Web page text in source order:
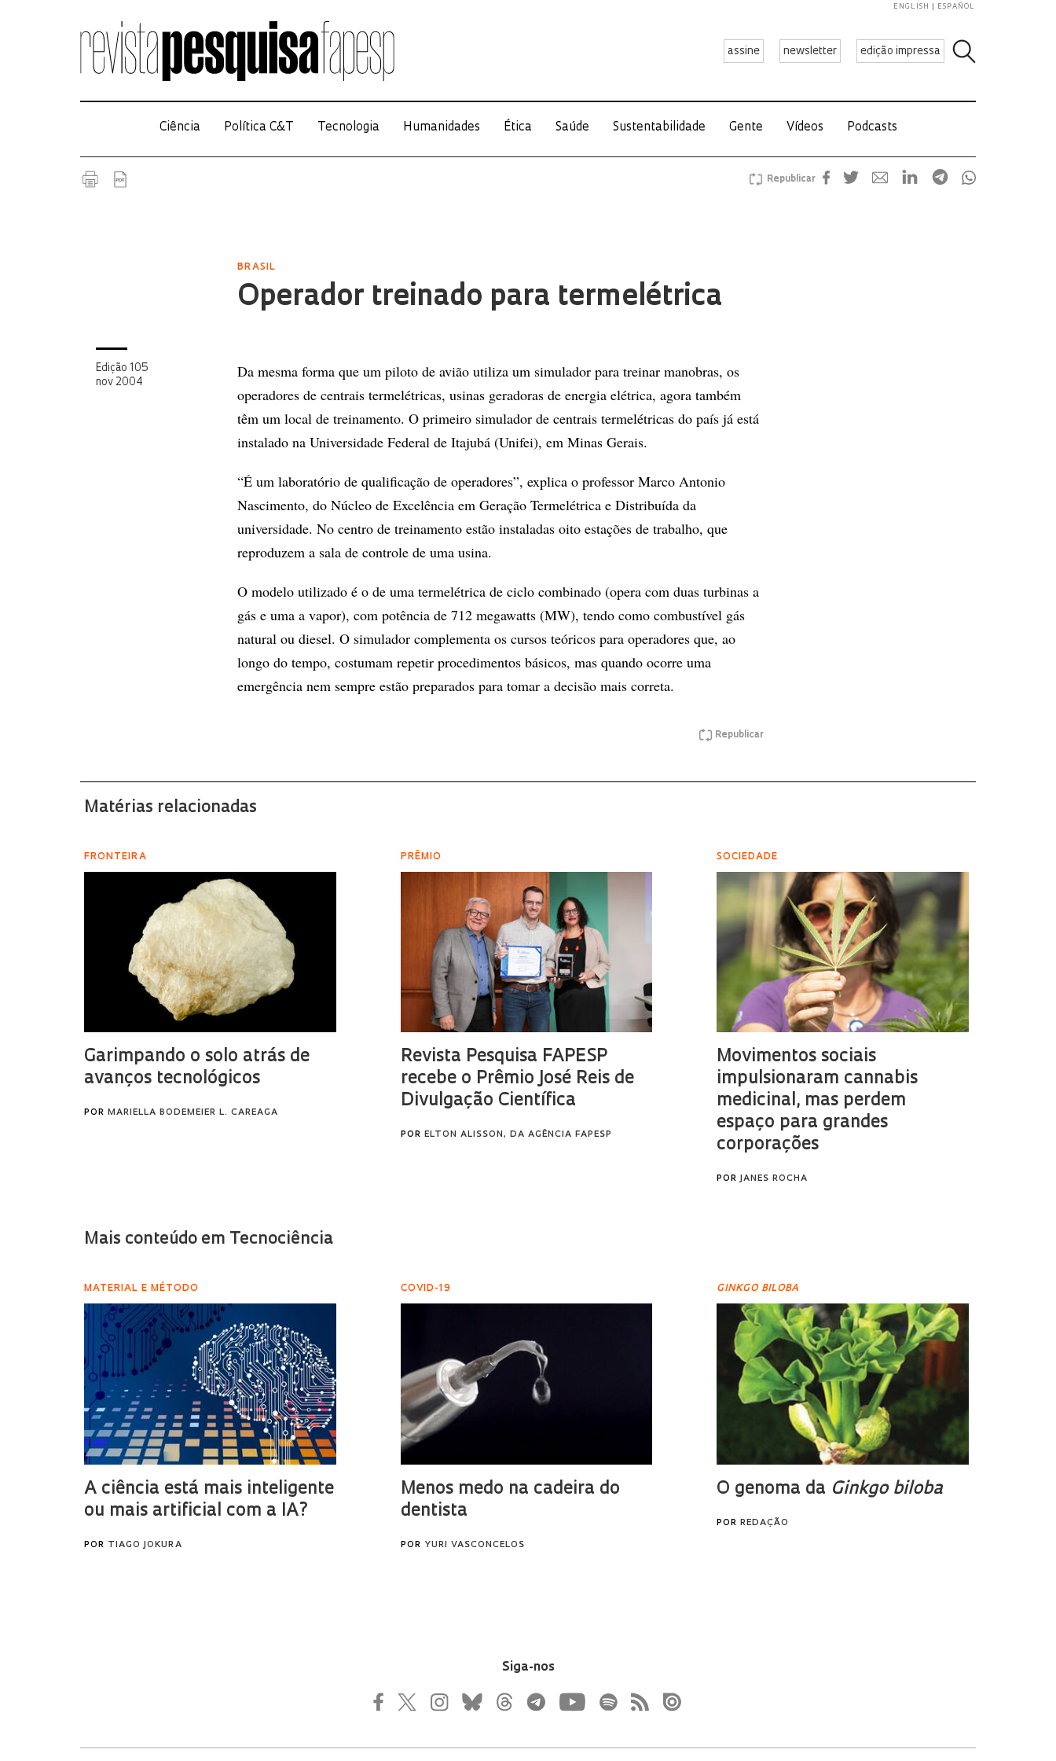
assine newsletter edição impressa
ENGLISH ESPAÑOL
Ciência Política C&T Tecnologia Humanidades Ética Saúde Sustentabilidade Gente Vídeos Podcasts
Republicar
BRASIL
Operador treinado para termelétrica
Edição 105
nov 2004
Da mesma forma que um piloto de avião utiliza um simulador para treinar manobras, os
operadores de centrais termelétricas, usinas geradoras de energia elétrica, agora também
têm um local de treinamento. O primeiro simulador de centrais termelétricas do país já está
instalado na Universidade Federal de Itajubá (Unifei), em Minas Gerais.
“É um laboratório de qualificação de operadores”, explica o professor Marco Antonio
Nascimento, do Núcleo de Excelência em Geração Termelétrica e Distribuída da
universidade. No centro de treinamento estão instaladas oito estações de trabalho, que
reproduzem a sala de controle de uma usina.
O modelo utilizado é o de uma termelétrica de ciclo combinado (opera com duas turbinas a
gás e uma a vapor), com potência de 712 megawatts (MW), tendo como combustível gás
natural ou diesel. O simulador complementa os cursos teóricos para operadores que, ao
longo do tempo, costumam repetir procedimentos básicos, mas quando ocorre uma
emergência nem sempre estão preparados para tomar a decisão mais correta.
Republicar
Siga-nos